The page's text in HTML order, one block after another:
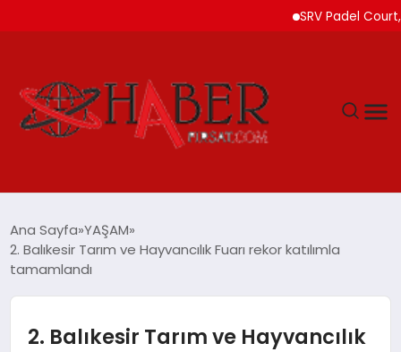
SRV Padel Court,
Ana Sayfa YAŞAM
2. Balıkesir Tarım ve Hayvancılık Fuarı rekor katılımla
tamamlandı
2. Balıkesir Tarım ve Hayvancılık